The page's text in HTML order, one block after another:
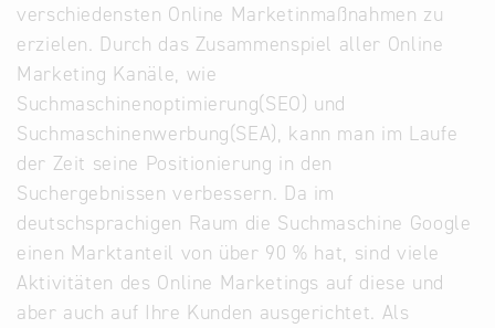
verschiedensten Online Marketinmaßnahmen zu
erzielen. Durch das Zusammenspiel aller Online
Marketing Kanäle, wie
Suchmaschinenoptimierung(SEO) und
Suchmaschinenwerbung(SEA), kann man im Laufe
der Zeit seine Positionierung in den
Suchergebnissen verbessern. Da im
deutschsprachigen Raum die Suchmaschine Google
einen Marktanteil von über 90 % hat, sind viele
Aktivitäten des Online Marketings auf diese und
aber auch auf Ihre Kunden ausgerichtet. Als